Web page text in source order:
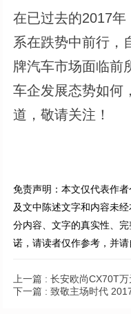
在已过去的2017
系在跌势中前行，
牌汽车市场面临前
车企发展态势如何
道，敬请关注！
免责声明：本文仅代表作
及文中陈述文字和内容未
分内容、文字的真实性、
诺，请读者仅作参考，并请
上一篇 : 长安欧尚CX70T
下一篇 : 致敬主场时代